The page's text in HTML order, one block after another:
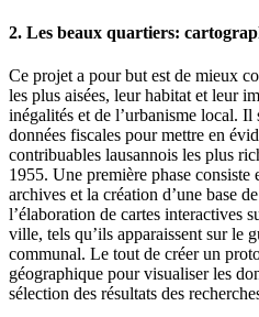
2. Les beaux quartiers:
Ce projet a pour but est de mieux
les plus aisées, leur habitat et leur
inégalités et de l’urbanisme local. Il
données fiscales pour mettre en
contribuables lausannois les plus
1955. Une première phase consiste
archives et la création d’une base
l’élaboration de cartes interactives
ville, tels qu’ils apparaissent sur le
communal. Le tout de créer un
géographique pour visualiser les
sélection des résultats des